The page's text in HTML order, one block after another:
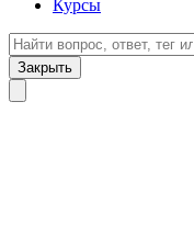
Курсы
Закрыть